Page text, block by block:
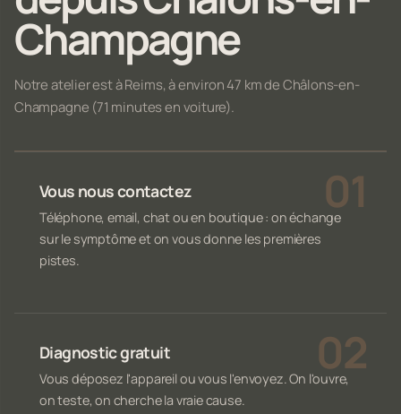
Champagne
Notre atelier est à Reims, à environ 47 km de Châlons-en-
Champagne (71 minutes en voiture).
Vous nous contactez
Téléphone, email, chat ou en boutique : on échange
sur le symptôme et on vous donne les premières
pistes.
Diagnostic gratuit
Vous déposez l'appareil ou vous l'envoyez. On l'ouvre,
on teste, on cherche la vraie cause.